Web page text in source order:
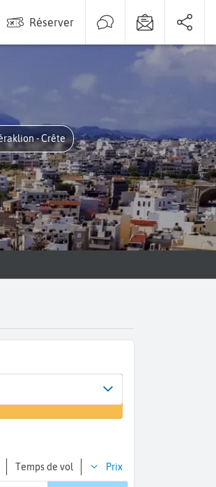
Réserver
- Crête
Temps de vol Prix